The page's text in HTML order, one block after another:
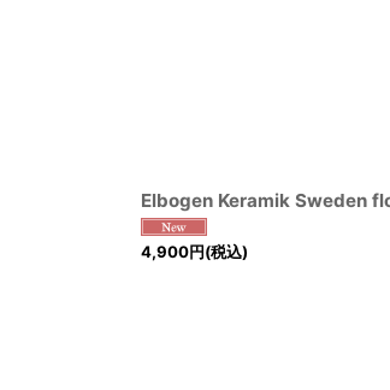
Elbogen Keramik Sweden
4,900円(税込)